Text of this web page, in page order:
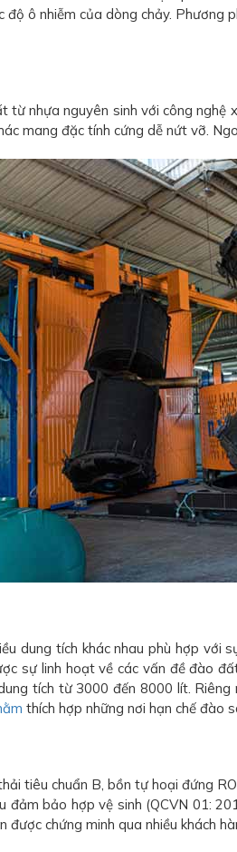
ô nhiễm của dòng chảy. Phương
từ nhựa nguyên sinh với công
mang đặc tính cứng dễ nứt vỡ.
dung tích khác nhau phù hợp với
sự linh hoạt về các vấn đề đào
tích từ 3000 đến 8000 lít.
thích hợp những nơi hạn chế đào
tiêu chuẩn B, bồn tự hoại đứng
đảm bảo hợp vệ sinh (QCVN 01:
được chứng minh qua nhiều khách